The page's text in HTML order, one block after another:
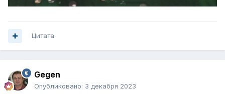
Цитата
Gegen
Опубликовано: 3 декабря 2023